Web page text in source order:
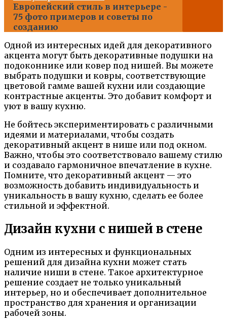
Европейский стиль в интерьере -
75 фото примеров и советы по
созданию
Одной из интересных идей для декоративного
акцента могут быть декоративные подушки на
подоконнике или ковер под нишей. Вы можете
выбрать подушки и ковры, соответствующие
цветовой гамме вашей кухни или создающие
контрастные акценты. Это добавит комфорт и
уют в вашу кухню.
Не бойтесь экспериментировать с различными
идеями и материалами, чтобы создать
декоративный акцент в нише или под окном.
Важно, чтобы это соответствовало вашему стилю
и создавало гармоничное впечатление в кухне.
Помните, что декоративный акцент — это
возможность добавить индивидуальность и
уникальность в вашу кухню, сделать ее более
стильной и эффектной.
Дизайн кухни с нишей в стене
Одним из интересных и функциональных
решений для дизайна кухни может стать
наличие ниши в стене. Такое архитектурное
решение создает не только уникальный
интерьер, но и обеспечивает дополнительное
пространство для хранения и организации
рабочей зоны.